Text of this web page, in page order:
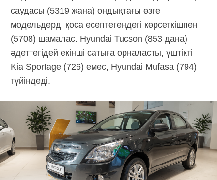
саудасы (5319 жана) ондықтағы өзге
модельдерді қоса есептегендегі көрсеткішпен
(5708) шамалас. Hyundai Tucson (853 дана)
әдеттегідей екінші сатыға орналасты, үштікті
Kia Sportage (726) емес, Hyundai Mufasa (794)
түйіндеді.